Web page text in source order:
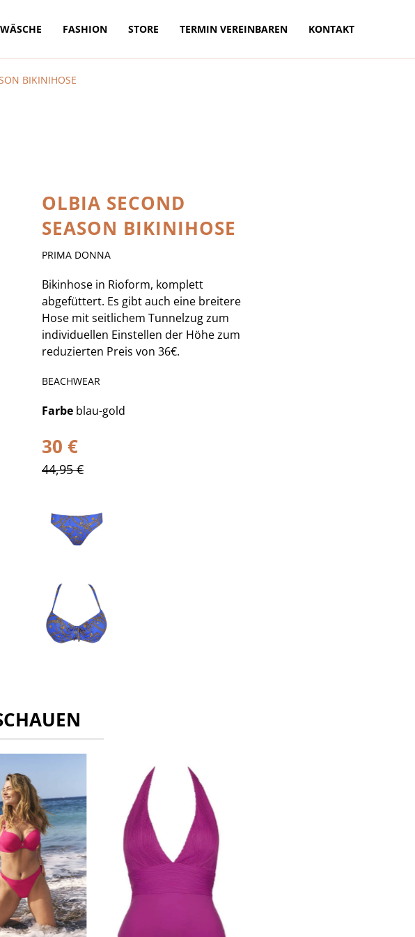
FASHION STORE TERMIN VEREINBAREN KONTAKT
BIKINIHOSE
OLBIA SECOND
SEASON BIKINIHOSE
PRIMA DONNA
Bikinhose in Rioform, komplett
abgefüttert. Es gibt auch eine breitere
Hose mit seitlichem Tunnelzug zum
individuellen Einstellen der Höhe zum
reduzierten Preis von 36€.
BEACHWEAR
Farbe blau-gold
30 €
44,95 €